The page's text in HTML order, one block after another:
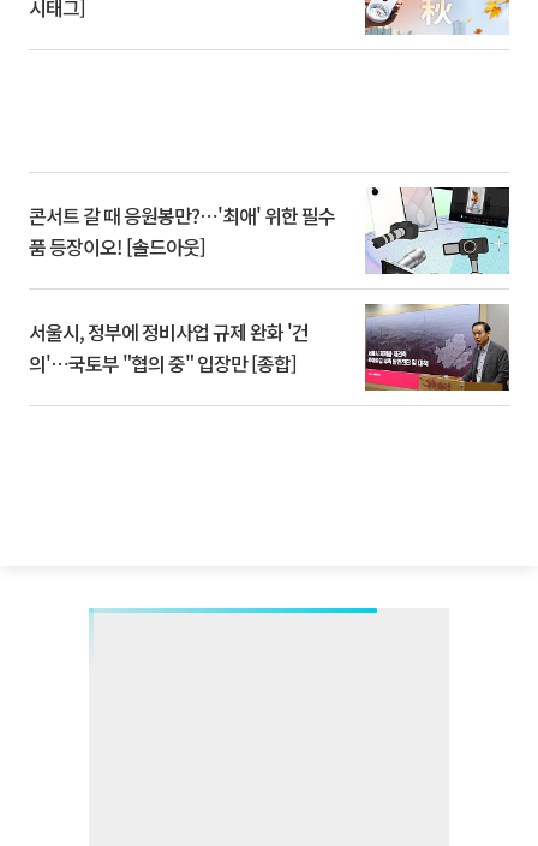
시태그]
콘서트 갈 때 응원봉만?⋯'최애' 위한 필수
품 등장이오! [솔드아웃]
서울시, 정부에 정비사업 규제 완화 '건
의'⋯국토부 "협의 중" 입장만 [종합]